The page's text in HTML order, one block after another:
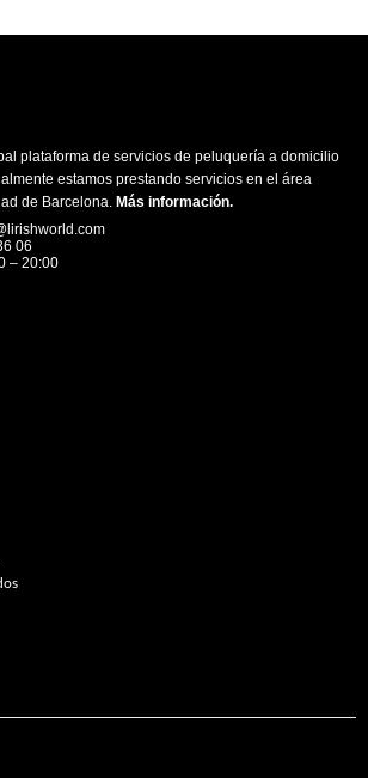
plataforma de servicios de peluquería a domicilio
estamos prestando servicios en el área
de Barcelona. Más información.
06
– 20:00